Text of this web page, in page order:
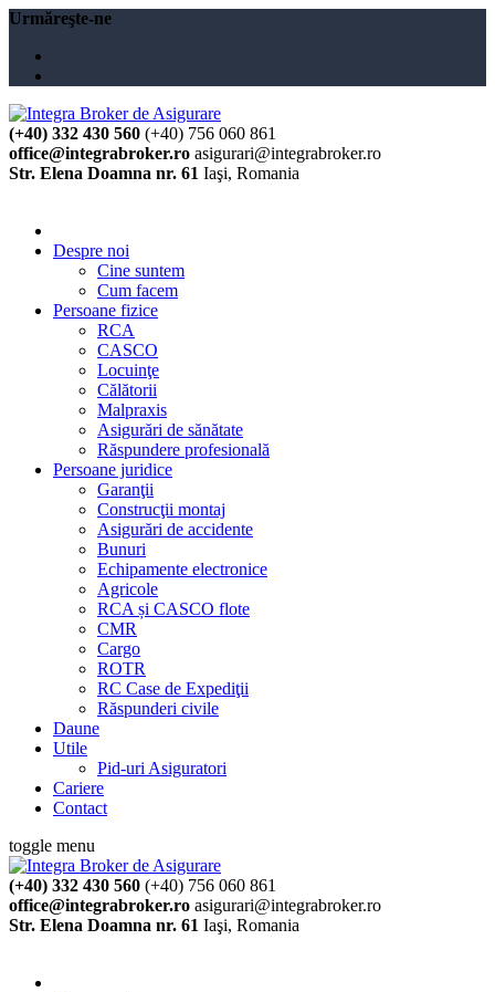
Urmăreşte-ne
(+40) 332 430 560 (+40) 756 060 861
office@integrabroker.ro asigurari@integrabroker.ro
Str. Elena Doamna nr. 61 Iaşi, Romania
Despre noi
Cine suntem
Cum facem
Persoane fizice
RCA
CASCO
Locuinţe
Călătorii
Malpraxis
Asigurări de sănătate
Răspundere profesională
Persoane juridice
Garanţii
Construcţii montaj
Asigurări de accidente
Bunuri
Echipamente electronice
Agricole
RCA și CASCO flote
CMR
Cargo
ROTR
RC Case de Expediţii
Răspunderi civile
Daune
Utile
Pid-uri Asiguratori
Cariere
Contact
toggle menu
(+40) 332 430 560 (+40) 756 060 861
office@integrabroker.ro asigurari@integrabroker.ro
Str. Elena Doamna nr. 61 Iaşi, Romania